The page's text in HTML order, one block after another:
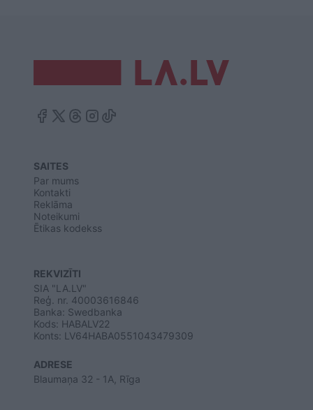
SAITES
Par mums
Kontakti
Reklāma
Noteikumi
Ētikas kodekss
REKVIZĪTI
SIA "LA.LV"
Reģ. nr. 40003616846
Banka: Swedbanka
Kods: HABALV22
Konts: LV64HABA0551043479309
ADRESE
Blaumaņa 32 - 1A, Rīga